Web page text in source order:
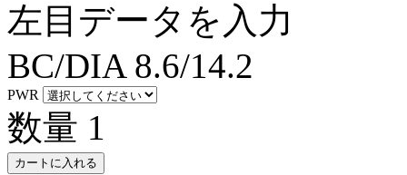
左目データを入力
BC/DIA 8.6/14.2
PWR
数量 1
カートに入れる